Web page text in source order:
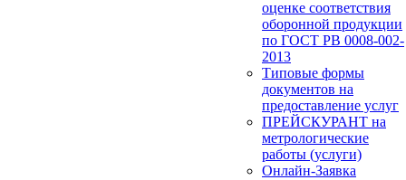
оценке соответствия
оборонной продукции
по ГОСТ РВ 0008-002-
2013
Типовые формы
документов на
предоставление услуг
ПРЕЙСКУРАНТ на
метрологические
работы (услуги)
Онлайн-Заявка